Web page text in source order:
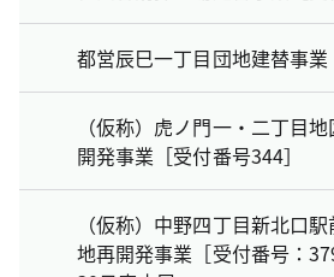
都営辰巳一丁目団地建替事業
（仮称）虎ノ門一・二丁目
開発事業［受付番号344］
（仮称）中野四丁目新北口
地再開発事業［受付番号：